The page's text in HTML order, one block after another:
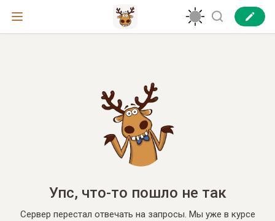
Упс, что-то пошло не так
Сервер перестал отвечать на запросы. Мы уже в курсе